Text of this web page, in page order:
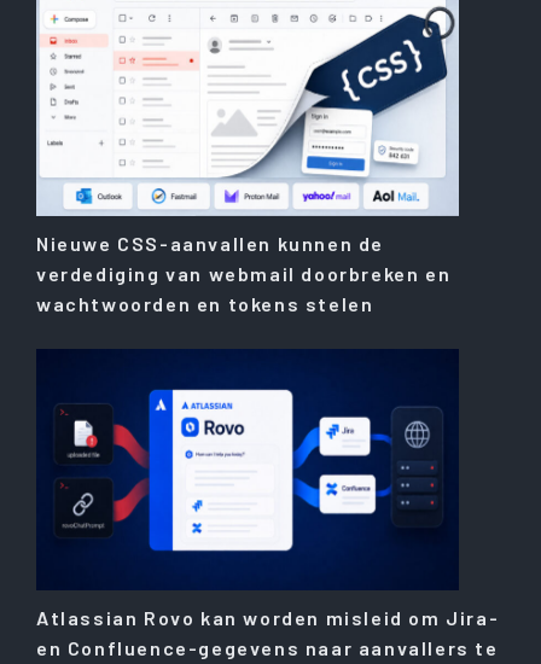
Nieuwe CSS-aanvallen kunnen de
verdediging van webmail doorbreken en
wachtwoorden en tokens stelen
Atlassian Rovo kan worden misleid om Jira-
en Confluence-gegevens naar aanvallers te